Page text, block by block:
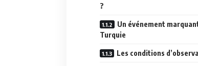
?
Un événement
Turquie
Les conditions